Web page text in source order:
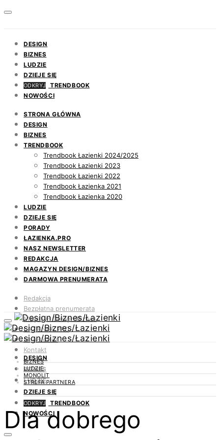
DESIGN
BIZNES
LUDZIE
DZIEJE SIĘ
ODKRYJ
TRENDBOOK
NOWOŚCI
STRONA GŁÓWNA
DESIGN
BIZNES
TRENDBOOK
Trendbook Łazienki 2024/2025
Trendbook Łazienki 2023
Trendbook Łazienki 2022
Trendbook Łazienka 2021
Trendbook Łazienka 2020
LUDZIE
DZIEJE SIĘ
PORADY
ŁAZIENKA.PRO
NASZ NEWSLETTER
REDAKCJA
MAGAZYN DESIGN/BIZNES
DARMOWA PRENUMERATA
Redakcja
Bezpłatna prenumerata
Magazyn Design/Biznes
ŁAZIENKA.PRO
Newsletter
Kontakt
DESIGN
BIZNES
LUDZIE
DZIEJE SIĘ
ODKRYJ
TRENDBOOK
NOWOŚCI
BIZNES
LUDZIE
MONOLIT
STREFA PARTNERA
Dla dobrego